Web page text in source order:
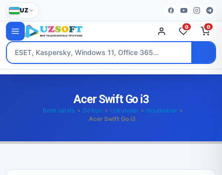
UZ
0 0
Acer Swift Go i3
Bosh sahifa » Do’kon » Uskunalar » Noutbuklar »
Acer Swift Go i3